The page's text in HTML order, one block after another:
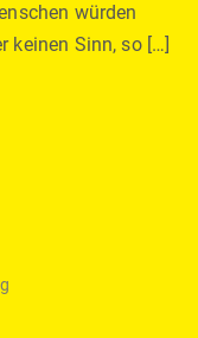
würden
keinen Sinn, so […]